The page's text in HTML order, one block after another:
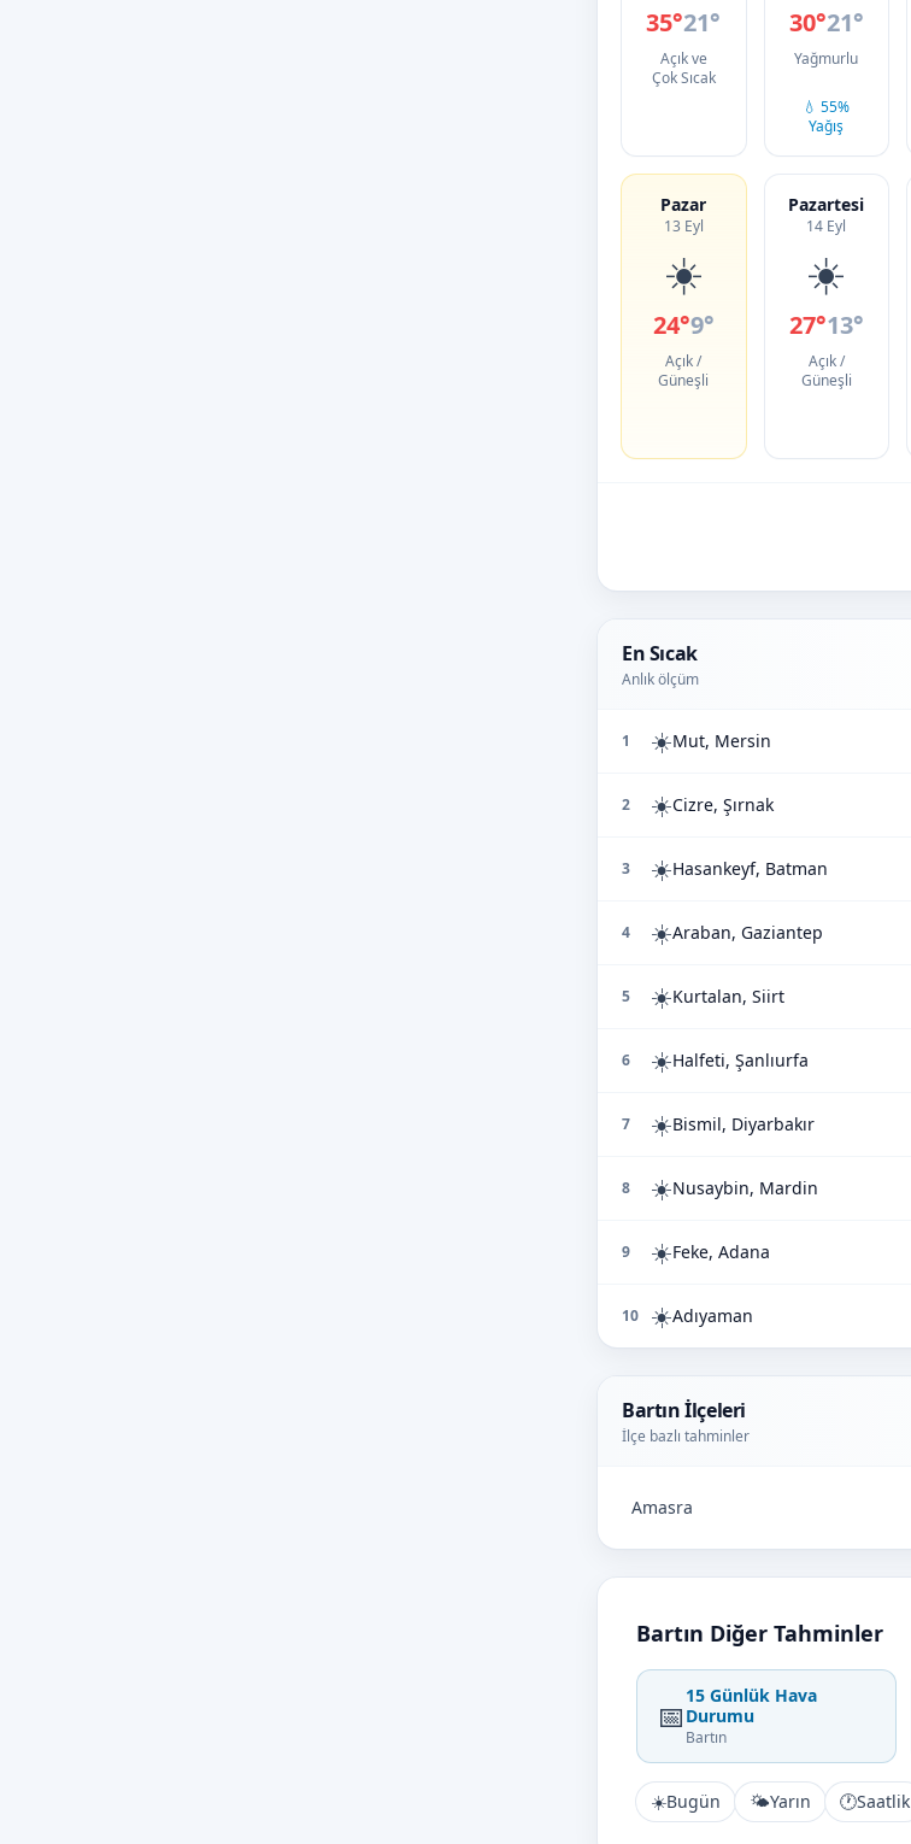
35°21°
Açık ve
Çok Sıcak
30°21°
Yağmurlu
💧 55%
Yağış
Pazar
13 Eyl
☀️
24°9°
Açık /
Güneşli
Pazartesi
14 Eyl
☀️
27°13°
Açık /
Güneşli
En Sıcak
Anlık ölçüm
1 ☀️Mut, Mersin
2 ☀️Cizre, Şırnak
3 ☀️Hasankeyf, Batman
4 ☀️Araban, Gaziantep
5 ☀️Kurtalan, Siirt
6 ☀️Halfeti, Şanlıurfa
7 ☀️Bismil, Diyarbakır
8 ☀️Nusaybin, Mardin
9 ☀️Feke, Adana
10 ☀️Adıyaman
Bartın İlçeleri
İlçe bazlı tahminler
Amasra
Bartın Diğer Tahminler
📅
15 Günlük Hava
Durumu
Bartın
☀️Bugün 🌤️Yarın 🕐Saatlik